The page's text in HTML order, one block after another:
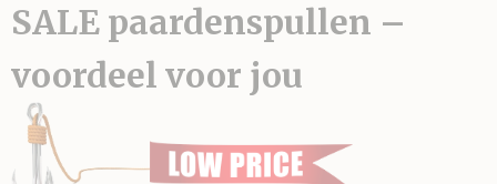
SALE paardenspullen –
voordeel voor jou